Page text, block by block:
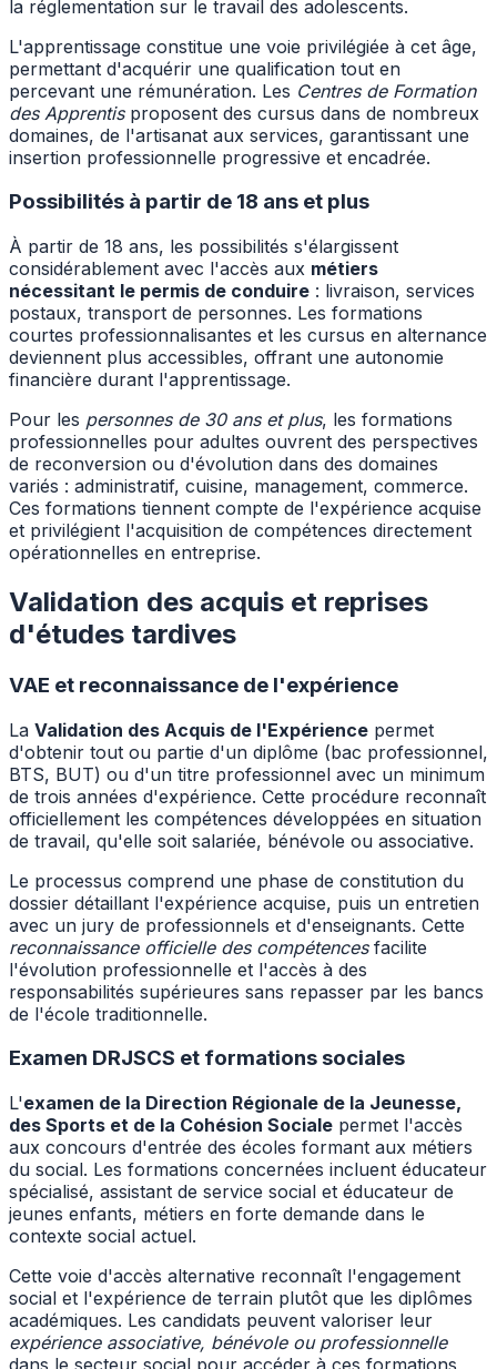
la réglementation sur le travail des adolescents.
L'apprentissage constitue une voie privilégiée à cet âge,
permettant d'acquérir une qualification tout en
percevant une rémunération. Les Centres de Formation
des Apprentisproposent des cursus dans de nombreux
domaines, de l'artisanat aux services, garantissant une
insertion professionnelle progressive et encadrée.
Possibilités à partir de 18 ans et plus
À partir de 18 ans, les possibilités s'élargissent
considérablement avec l'accès aux métiers
nécessitant le permis de conduire : livraison, services
postaux, transport de personnes. Les formations
courtes professionnalisantes et les cursus en alternance
deviennent plus accessibles, offrant une autonomie
financière durant l'apprentissage.
Pour les personnes de 30 ans et plus, les formations
professionnelles pour adultes ouvrent des perspectives
de reconversion ou d'évolution dans des domaines
variés : administratif, cuisine, management, commerce.
Ces formations tiennent compte de l'expérience acquise
et privilégient l'acquisition de compétences directement
opérationnelles en entreprise.
Validation des acquis et reprises
d'études tardives
VAE et reconnaissance de l'expérience
La Validation des Acquis de l'Expérience permet
d'obtenir tout ou partie d'un diplôme (bac professionnel,
BTS, BUT) ou d'un titre professionnel avec un minimum
de trois années d'expérience. Cette procédure reconnaît
officiellement les compétences développées en situation
de travail, qu'elle soit salariée, bénévole ou associative.
Le processus comprend une phase de constitution du
dossier détaillant l'expérience acquise, puis un entretien
avec un jury de professionnels et d'enseignants. Cette
reconnaissance officielle des compétencesfacilite
l'évolution professionnelle et l'accès à des
responsabilités supérieures sans repasser par les bancs
de l'école traditionnelle.
Examen DRJSCS et formations sociales
L'examen de la Direction Régionale de la Jeunesse,
des Sports et de la Cohésion Sociale permet l'accès
aux concours d'entrée des écoles formant aux métiers
du social. Les formations concernées incluent éducateur
spécialisé, assistant de service social et éducateur de
jeunes enfants, métiers en forte demande dans le
contexte social actuel.
Cette voie d'accès alternative reconnaît l'engagement
social et l'expérience de terrain plutôt que les diplômes
académiques. Les candidats peuvent valoriser leur
expérience associative, bénévole ou professionnelle